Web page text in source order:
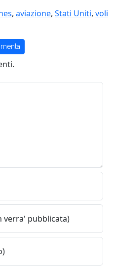
, aviazione, Stati Uniti, voli
verra' pubblicata)